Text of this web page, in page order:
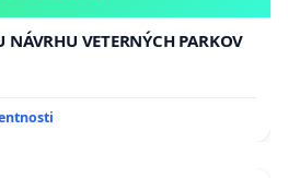
NÁVRHU VETERNÝCH PARKOV